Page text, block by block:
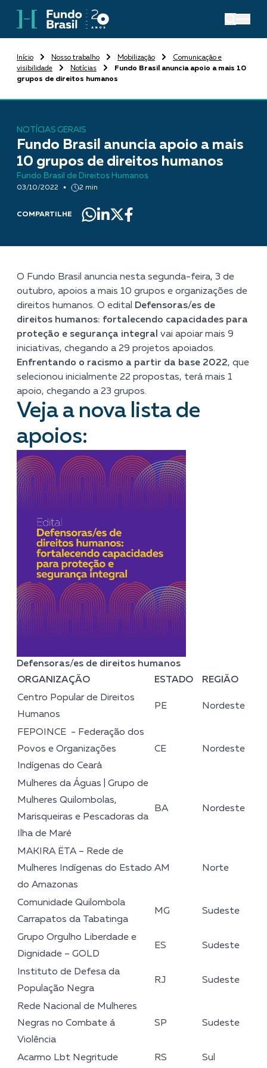
Início Nosso trabalho Mobilização
Comunicação e
visibilidade
Notícias
Fundo Brasil anuncia apoio a mais 10
grupos de direitos humanos
NOTÍCIAS GERAIS
Fundo Brasil anuncia apoio a mais
10 grupos de direitos humanos
Fundo Brasil de Direitos Humanos
03/10/2022 2 min
COMPARTILHE
O Fundo Brasil anuncia nesta segunda-feira, 3 de
outubro, apoios a mais 10 grupos e organizações de
direitos humanos. O edital Defensoras/es de
direitos humanos: fortalecendo capacidades para
proteção e segurança integral vai apoiar mais 9
iniciativas, chegando a 29 projetos apoiados.
Enfrentando o racismo a partir da base 2022, que
selecionou inicialmente 22 propostas, terá mais 1
apoio, chegando a 23 grupos.
Veja a nova lista de
apoios:
Defensoras/es de direitos humanos
ORGANIZAÇÃO
ESTADO
REGIÃO
Centro Popular de Direitos
Humanos
PE Nordeste
FEPOINCE - Federação dos
Povos e Organizações
Indígenas do Ceará
CE Nordeste
Mulheres da Águas | Grupo de
Mulheres Quilombolas,
Marisqueiras e Pescadoras da
Ilha de Maré
BA Nordeste
MAKIRA ËTA – Rede de
Mulheres Indígenas do Estado
do Amazonas
AM Norte
Comunidade Quilombola
Carrapatos da Tabatinga
MG Sudeste
Grupo Orgulho Liberdade e
Dignidade – GOLD
ES Sudeste
Instituto de Defesa da
População Negra
RJ Sudeste
Rede Nacional de Mulheres
Negras no Combate á
Violência
SP Sudeste
Acarmo Lbt Negritude RS Sul